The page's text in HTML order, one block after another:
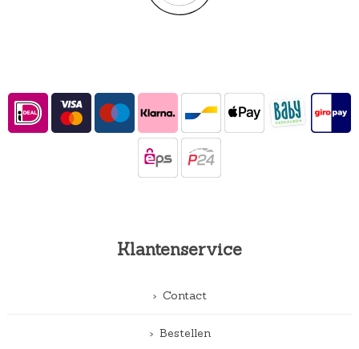
Klantenservice
Contact
Bestellen